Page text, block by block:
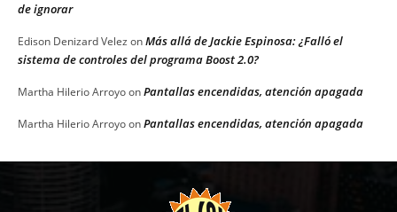
de ignorar
Edison Denizard Velez onMás allá de Jackie Espinosa: ¿Falló el
sistema de controles del programa Boost 2.0?
Martha Hilerio ArroyoonPantallas encendidas, atención apagada
Martha Hilerio ArroyoonPantallas encendidas, atención apagada